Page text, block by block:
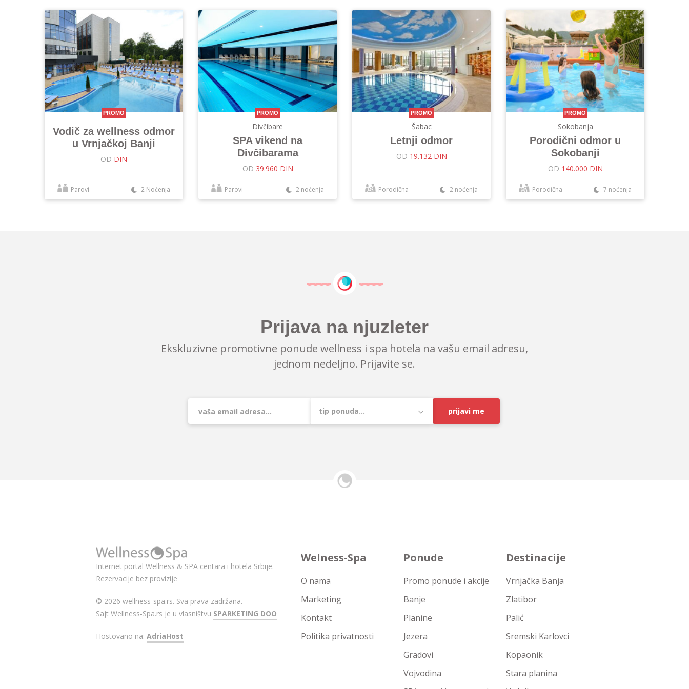
PROMO
Vodič za wellness odmor
u Vrnjačkoj Banji
OD DIN
Parovi 2 Noćenja
PROMO
Divčibare
SPA vikend na
Divčibarama
OD 39.960 DIN
Parovi 2 noćenja
PROMO
Šabac
Letnji odmor
OD 19.132 DIN
Porodična 2 noćenja
PROMO
Sokobanja
Porodični odmor u
Sokobanji
OD 140.000 DIN
Porodična 7 noćenja
Prijava na njuzleter
Ekskluzivne promotivne ponude wellness i spa hotela na vašu email adresu,
jednom nedeljno. Prijavite se.
prijavi me
Internet portal Wellness & SPA centara i hotela Srbije.
Rezervacije bez provizije
© 2026 wellness-spa.rs. Sva prava zadržana.
Sajt Wellness-Spa.rs je u vlasništvu SPARKETING DOO
Hostovano na: AdriaHost
Welness-Spa
O nama
Marketing
Kontakt
Politika privatnosti
Ponude
Promo ponude i akcije
Banje
Planine
Jezera
Gradovi
Vojvodina
Destinacije
Vrnjačka Banja
Zlatibor
Palić
Sremski Karlovci
Kopaonik
Stara planina